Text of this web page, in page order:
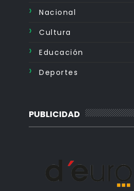
Nacional
Cultura
Educación
Deportes
PUBLICIDAD